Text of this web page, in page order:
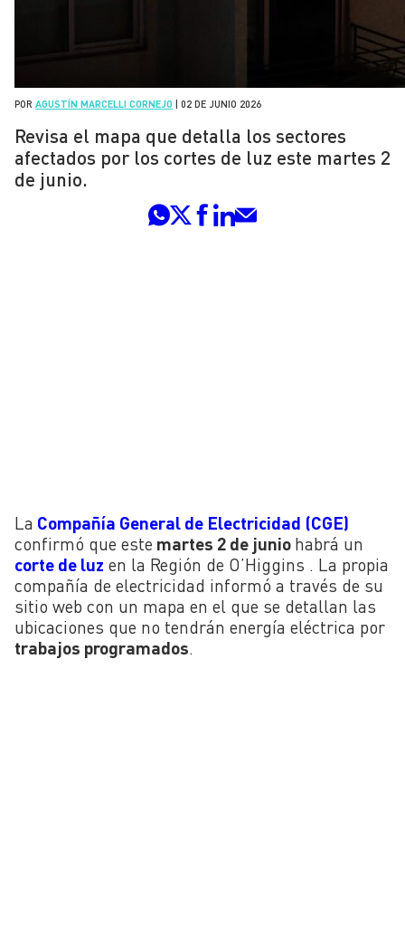
POR AGUSTÍN MARCELLI CORNEJO 02 DE JUNIO 2026
Revisa el mapa que detalla los sectores
afectados por los cortes de luz este martes 2
de junio.
La Compañía General de Electricidad (CGE)
confirmó que este martes 2 de junio habrá un
corte de luz en la Región de O’Higgins . La propia
compañía de electricidad informó a través de su
sitio web con un mapa en el que se detallan las
ubicaciones que no tendrán energía eléctrica por
trabajos programados